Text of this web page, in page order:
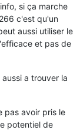
si ça marche
c'est qu'un
aussi utiliser le
et pas de
a trouver la
pas avoir pris le
potentiel de